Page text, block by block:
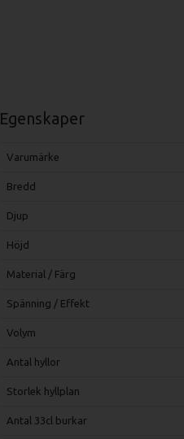
Egenskaper
Varumärke
Bredd
Djup
Höjd
Material / Färg
Spänning / Effekt
Volym
Antal hyllor
Storlek hyllplan
Antal 33cl burkar